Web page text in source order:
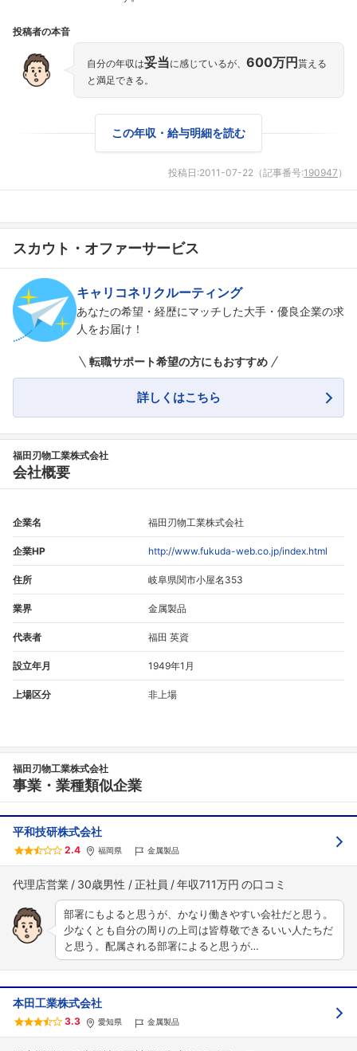
フォローしました
こちらの企業もフォローしませんか？
投稿者の本音
自分の年収は妥当に感じているが、 600万円 貰える
と満足できる。
この年収・給与明細を読む
投稿日:2011-07-22 （記事番号:190947 ）
スカウト・オファーサービス
キャリコネリクルーティング
あなたの希望・経歴にマッチした大手・優良企業の求
人をお届け！
転職サポート希望の方にもおすすめ
詳しくはこちら
福田刃物工業株式会社
会社概要
企業名 福田刃物工業株式会社
企業HP http://www.fukuda-web.co.jp/index.html
住所 岐阜県関市小屋名353
業界 金属製品
代表者 福田 英資
設立年月 1949年1月
上場区分 非上場
福田刃物工業株式会社
事業・業種類似企業
平和技研株式会社
2.4 福岡県 金属製品
代理店営業 30歳男性 正社員 年収711万円
部署にもよると思うが、かなり働きやすい会社だと思う。
少なくとも自分の周りの上司は皆尊敬できるいい人たちだ
と思う。配属される部署によると思うが…
本田工業株式会社
3.3 愛知県 金属製品